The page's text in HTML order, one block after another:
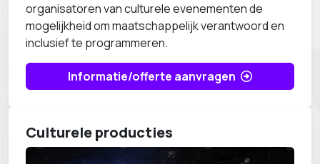
organisatoren van culturele evenementen de
mogelijkheid om maatschappelijk verantwoord en
inclusief te programmeren.
Informatie/offerte aanvragen
Culturele producties